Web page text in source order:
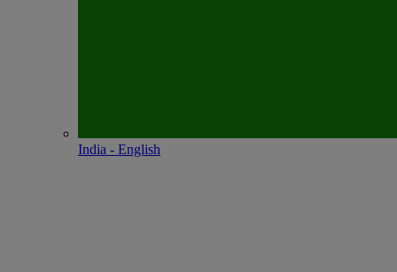
India - English